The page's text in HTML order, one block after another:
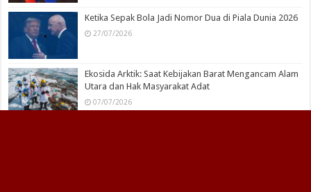
Ketika Sepak Bola Jadi Nomor Dua di Piala Dunia 2026
27/07/2026
Ekosida Arktik: Saat Kebijakan Barat Mengancam Alam
Utara dan Hak Masyarakat Adat
07/07/2026